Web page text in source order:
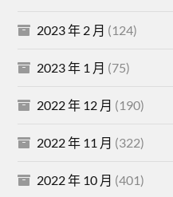
2023 年 2 月 (124)
2023 年 1 月 (75)
2022 年 12 月 (190)
2022 年 11 月 (322)
2022 年 10 月 (401)